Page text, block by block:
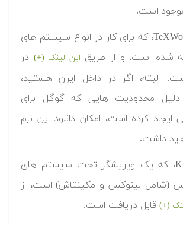
است.
نرم افزار TeXWorks، که برای کار در انواع سیستم های
شده است، و از طریق این لینک (+) در
البته، اگر در داخل ایران هستید،
دلیل محدودیت هایی که گوگل برای
ایجاد کرده است، امکان دانلود این نرم
داشت.
نرم افزار Kile، که یک ویرایشگر تحت سیستم های
(شامل لینوکس و مکینتاش) است، از
(+) قابل دریافت است.